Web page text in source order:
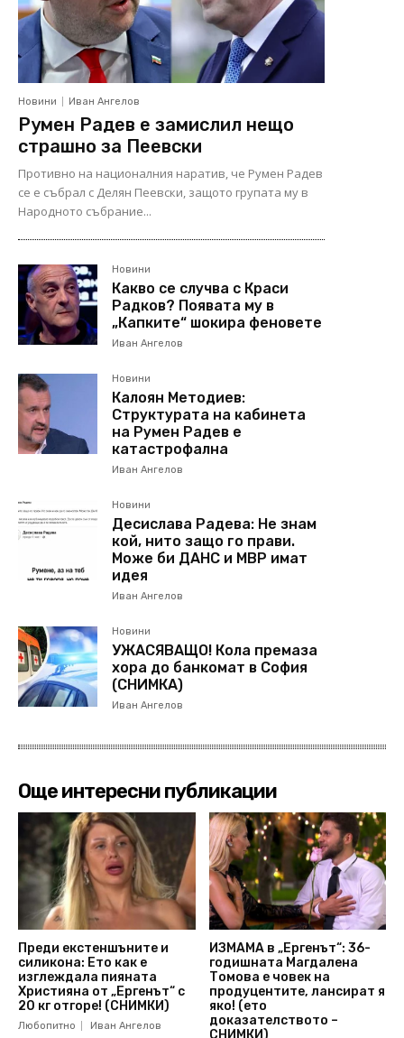
Новини Иван Ангелов
Румен Радев е замислил нещо
страшно за Пеевски
Противно на националния наратив, че Румен Радев
се е събрал с Делян Пеевски, защото групата му в
Народното събрание...
Новини
Какво се случва с Краси
Радков? Появата му в
„Капките“ шокира феновете
Иван Ангелов
Новини
Калоян Методиев:
Структурата на кабинета
на Румен Радев е
катастрофална
Иван Ангелов
Новини
Десислава Радева: Не знам
кой, нито защо го прави.
Може би ДАНС и МВР имат
идея
Иван Ангелов
Новини
УЖАСЯВАЩО! Кола премаза
хора до банкомат в София
(СНИМКА)
Иван Ангелов
Още интересни публикации
Преди екстеншъните и
силикона: Ето как е
изглеждала пияната
Християна от „Ергенът“ с
20 кг отгоре! (СНИМКИ)
Любопитно Иван Ангелов
ИЗМАМА в „Ергенът“: 36-
годишната Магдалена
Томова е човек на
продуцентите, лансират я
яко! (ето
доказателството –
СНИМКИ)